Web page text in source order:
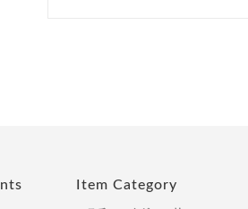
Item Category